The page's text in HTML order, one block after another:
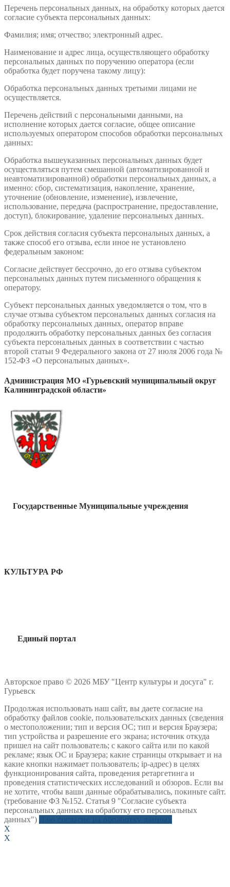
Перечень персональных данных, на обработку которых дается
согласие субъекта персональных данных:
Фамилия; имя; отчество; электронный адрес.
Наименование и адрес лица, осуществляющего обработку
персональных данных по поручению оператора (если
обработка будет поручена такому лицу):
Обработка персональных данных третьими лицами не
осуществляется.
Перечень действий с персональными данными, на
исполнение которых дается согласие, общее описание
используемых оператором способов обработки персональных
данных:
Обработка вышеуказанных персональных данных будет
осуществляться путем смешанной (автоматизированной и
неавтоматизированной) обработки персональных данных, а
именно: сбор, систематизация, накопление, хранение,
уточнение (обновление, изменение), извлечение,
использование, передача (распространение, предоставление,
доступ), блокирование, удаление персональных данных.
Срок действия согласия субъекта персональных данных, а
также способ его отзыва, если иное не установлено
федеральным законом:
Согласие действует бессрочно, до его отзыва субъектом
персональных данных путем письменного обращения к
оператору.
Субъект персональных данных уведомляется о том, что в
случае отзыва субъектом персональных данных согласия на
обработку персональных данных, оператор вправе
продолжить обработку персональных данных без согласия
субъекта персональных данных в соответствии с частью
второй статьи 9 Федерального закона от 27 июля 2006 года №
152-ФЗ «О персональных данных».
Администрация МО «Гурьевский муниципальный округ
Калининградской области»
Государственные Муниципальные учреждения
КУЛЬТУРА РФ
Единый портал
Авторское право © 2026 МБУ "Центр культуры и досуга" г.
Гурьевск
Продолжая использовать наш сайт, вы даете согласие на
обработку файлов cookie, пользовательских данных (сведения
о местоположении; тип и версия ОС; тип и версия Браузера;
тип устройства и разрешение его экрана; источник откуда
пришел на сайт пользователь; с какого сайта или по какой
рекламе; язык ОС и Браузера; какие страницы открывает и на
какие кнопки нажимает пользователь; ip-адрес) в целях
функционирования сайта, проведения ретаргетинга и
проведения статистических исследований и обзоров. Если вы
не хотите, чтобы ваши данные обрабатывались, покиньте сайт.
(требование ФЗ №152. Статья 9 "Согласие субъекта
персональных данных на обработку его персональных
данных")
X
X